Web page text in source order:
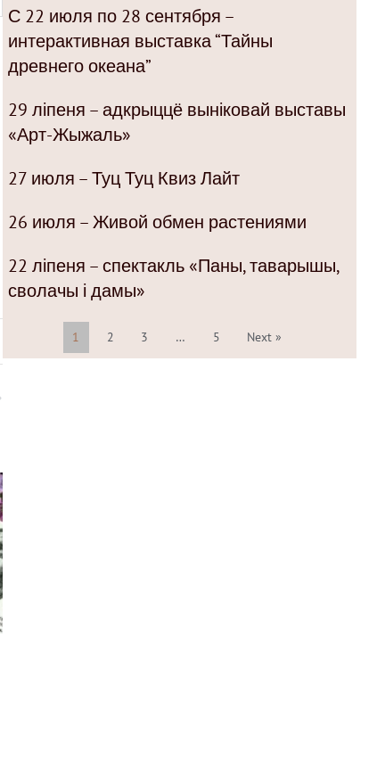
С 22 июля по 28 сентября –
интерактивная выставка “Тайны
древнего океана”
29 ліпеня – адкрыццё выніковай выставы
«Арт-Жыжаль»
27 июля – Туц Туц Квиз Лайт
26 июля – Живой обмен растениями
22 ліпеня – спектакль «Паны, таварышы,
сволачы і дамы»
1 2 3 … 5 Next »